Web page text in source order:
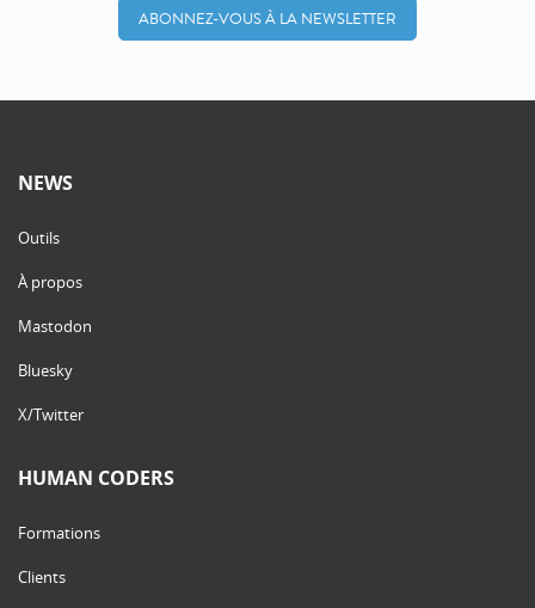
ABONNEZ-VOUS À LA NEWSLETTER
NEWS
Outils
À propos
Mastodon
Bluesky
X/Twitter
HUMAN CODERS
Formations
Clients